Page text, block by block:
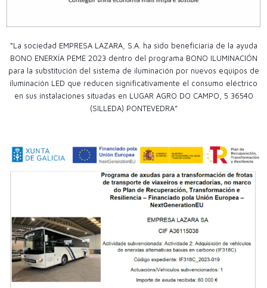
“La sociedad EMPRESA LAZARA, S.A. ha sido beneficiaria de la ayuda
BONO ENERXÍA PEME 2023 dentro del programa BONO ILUMINACIÓN
para la substitución del sistema de iluminación por nuevos equipos de
iluminación LED que reducen significativamente el consumo eléctrico
en sus instalaciones situadas en LUGAR AGRO DO CAMPO, 5 36540
(SILLEDA) PONTEVEDRA”